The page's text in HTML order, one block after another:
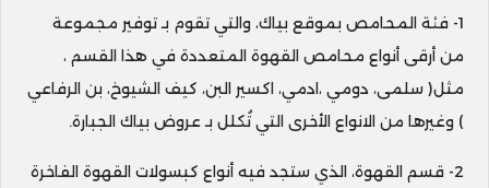
1- فئة المحامص بموقع بياك، والتي تقوم بـ توفير مجموعة
من أرقى أنواع محامص القهوة المتعددة في هذا القسم ،
مثل( سلمى، دومي ،ادمي، اكسير البن، كيف الشيوخ، بن الرفاعي
) وغيرها من الانواع الأخرى التي تُكلل بـ عروض بياك الجبارة.
2- قسم القهوة، الذي ستجد فيه أنواع كبسولات القهوة الفاخرة